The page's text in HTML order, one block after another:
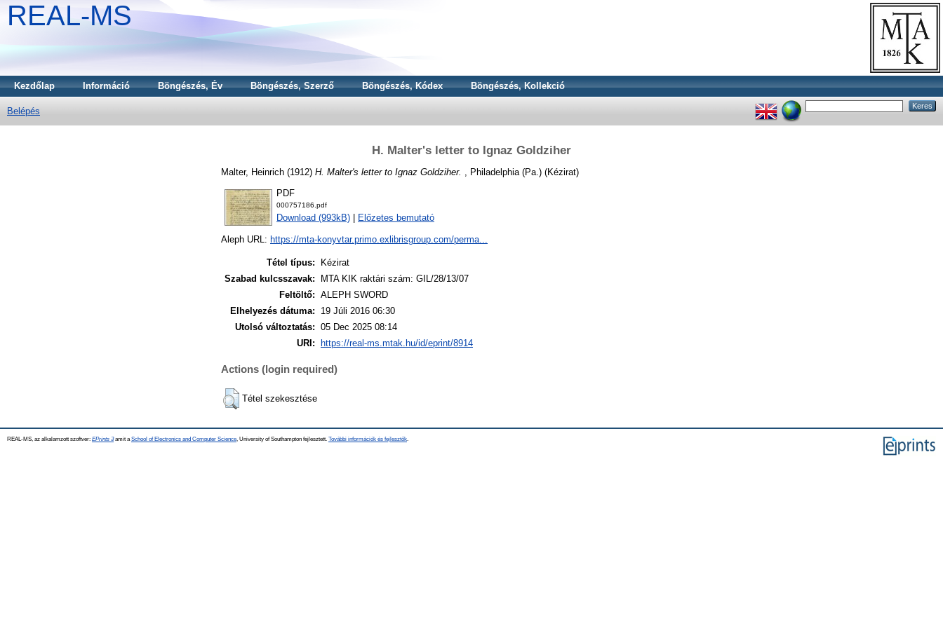
REAL-MS
Kezdőlap Információ Böngészés, Év Böngészés, Szerző Böngészés, Kódex Böngészés, Kollekció
Belépés
H. Malter's letter to Ignaz Goldziher
Malter, Heinrich (1912) H. Malter's letter to Ignaz Goldziher. , Philadelphia (Pa.) (Kézirat)
PDF
000757186.pdf
Download (993kB) Előzetes bemutató
Aleph URL: https://mta-konyvtar.primo.exlibrisgroup.com/perma...
Tétel típus:
Kézirat
Szabad kulcsszavak:
MTA KIK raktári szám: GIL/28/13/07
Feltöltő: ALEPH SWORD
Elhelyezés dátuma:
19 Júli 2016 06:30
Utolsó változtatás: 05 Dec 2025 08:14
URI:
https://real-ms.mtak.hu/id/eprint/8914
Actions (login required)
Tétel szekesztése
REAL-MS, az alkalamzott szoftver: EPrints 3amit a School of Electronics and Computer Science , University of Southampton fejlesztett. További információk és fejlesztők